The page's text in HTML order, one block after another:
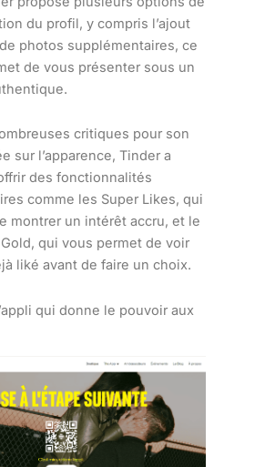
du profil, y compris l’ajout
photos supplémentaires, ce
de vous présenter sous un
critiques pour son
sur l’apparence, Tinder a
des fonctionnalités
comme les Super Likes, qui
montrer un intérêt accru, et le
qui vous permet de voir
liké avant de faire un choix.
qui donne le pouvoir aux